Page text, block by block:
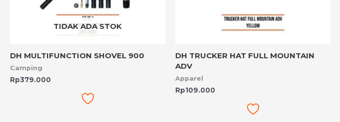
TIDAK ADA STOK
DH MULTIFUNCTION SHOVEL 900
Camping
Rp379.000
DH TRUCKER HAT FULL MOUNTAIN
ADV
Apparel
Rp109.000